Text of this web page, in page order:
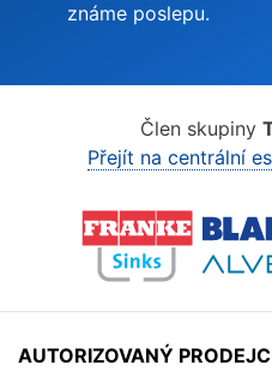
známe poslepu.
Člen skupiny
Přejít na centrální
AUTORIZOVANÝ